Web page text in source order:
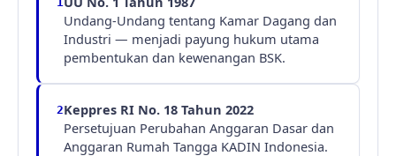
Undang-Undang tentang Kamar Dagang dan
Industri — menjadi payung hukum utama
pembentukan dan kewenangan BSK.
2Keppres RI No. 18 Tahun 2022
Persetujuan Perubahan Anggaran Dasar dan
Anggaran Rumah Tangga KADIN Indonesia.